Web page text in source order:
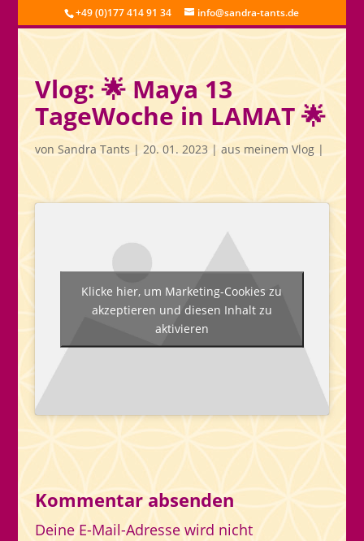
+49 (0)177 414 91 34 info@sandra-tants.de
Vlog: 🌟 Maya 13
TageWoche in LAMAT 🌟
von Sandra Tants | 20. 01. 2023 | aus meinem Vlog|
Klicke hier, um Marketing-Cookies zu
akzeptieren und diesen Inhalt zu
aktivieren
Kommentar absenden
Deine E-Mail-Adresse wird nicht